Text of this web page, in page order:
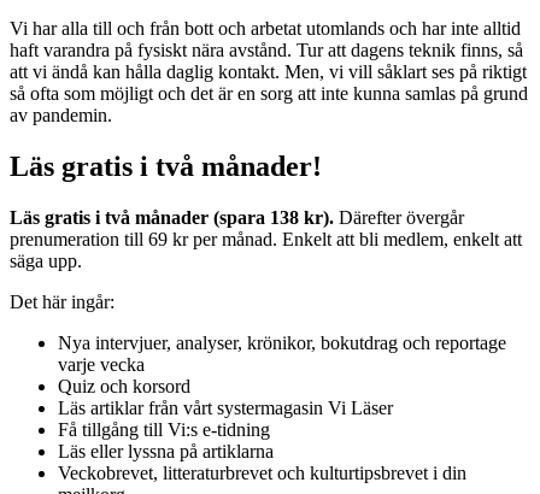
Vi har alla till och från bott och arbetat utomlands och har inte alltid
haft varandra på fysiskt nära avstånd. Tur att dagens teknik finns, så
att vi ändå kan hålla daglig kontakt. Men, vi vill såklart ses på riktigt
så ofta som möjligt och det är en sorg att inte kunna samlas på grund
av pandemin.
Läs gratis i två månader!
Läs gratis i två månader (spara 138 kr). Därefter övergår
prenumeration till 69 kr per månad. Enkelt att bli medlem, enkelt att
säga upp.
Det här ingår:
Nya intervjuer, analyser, krönikor, bokutdrag och reportage
varje vecka
Quiz och korsord
Läs artiklar från vårt systermagasin Vi Läser
Få tillgång till Vi:s e-tidning
Läs eller lyssna på artiklarna
Veckobrevet, litteraturbrevet och kulturtipsbrevet i din